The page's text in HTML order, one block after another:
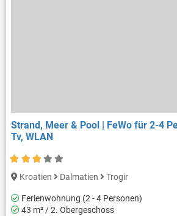
Strand, Meer & Pool | FeWo für 2-4
Tv, WLAN
Kroatien Dalmatien Trogir
Ferienwohnung (2 - 4 Personen)
43 m² / 2. Obergeschoss